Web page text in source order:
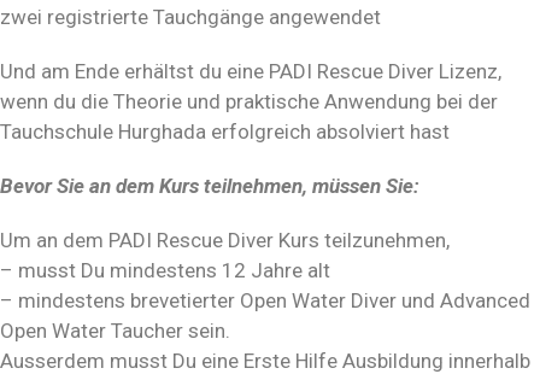
zwei registrierte Tauchgänge angewendet
Und am Ende erhältst du eine PADI Rescue Diver Lizenz,
wenn du die Theorie und praktische Anwendung bei der
Tauchschule Hurghada erfolgreich absolviert hast
Bevor Sie an dem Kurs teilnehmen, müssen Sie:
Um an dem PADI Rescue Diver Kurs teilzunehmen,
– musst Du mindestens 12 Jahre alt
– mindestens brevetierter Open Water Diver und Advanced
Open Water Taucher sein.
Ausserdem musst Du eine Erste Hilfe Ausbildung innerhalb